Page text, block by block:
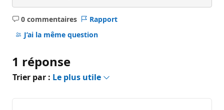
0 commentaires
Aucun
commentaire
Rapport
J’ai la même question
1 réponse
Trier par : Le plus utile